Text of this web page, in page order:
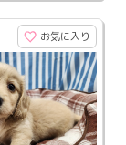
お気に入り